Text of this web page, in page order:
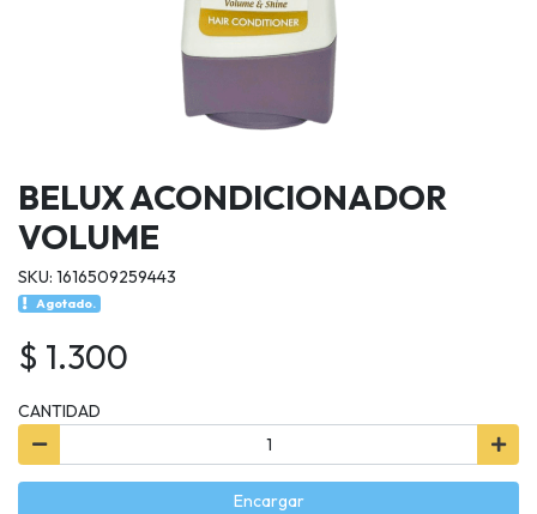
BELUX ACONDICIONADOR
VOLUME
SKU: 1616509259443
Agotado.
$ 1.300
CANTIDAD
Encargar